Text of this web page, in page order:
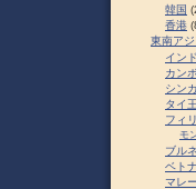
韓国
香港
東南アジ
イン
カン
シン
タイ
フィ
モ
ブル
ベト
マレ